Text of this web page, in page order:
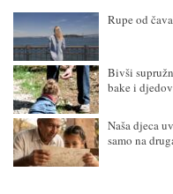
Rupe od
Bivši
bake i
Naša djeca
samo na